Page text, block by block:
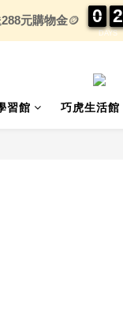
習館 巧虎生活館
元購物金🪙
DAYS
0
0
0
0 2
2
2
2